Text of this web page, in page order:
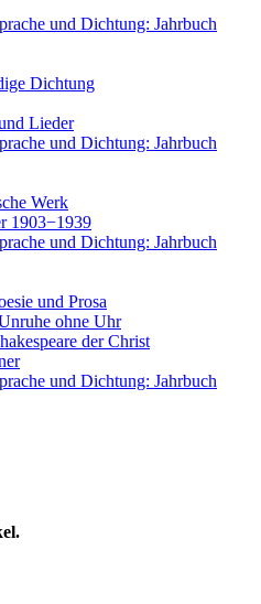
und Dichtung: Jahrbuch
Dichtung
Lieder
und Dichtung: Jahrbuch
Werk
1903−1939
und Dichtung: Jahrbuch
und Prosa
ohne Uhr
der Christ
und Dichtung: Jahrbuch